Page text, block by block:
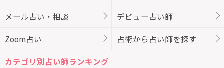
メール占い・相談 デビュー占い師
Zoom占い 占術から占い師を探す
カテゴリ別占い師ランキング